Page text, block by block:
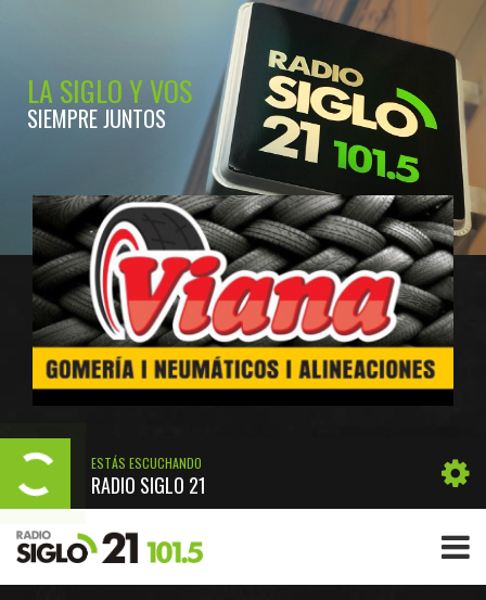
LA SIGLO Y VOS
SIEMPRE JUNTOS
ESTÁS ESCUCHANDO
RADIO SIGLO 21